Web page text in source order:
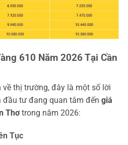
610 Năm 2026 Tại Cần
thị trường, đây là một số lời
đầu tư đang quan tâm đến giá
Thơtrong năm 2026:
Tục